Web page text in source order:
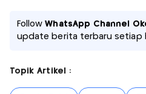
FollowWhatsApp Channel
update berita terbaru setiap
Topik Artikel :